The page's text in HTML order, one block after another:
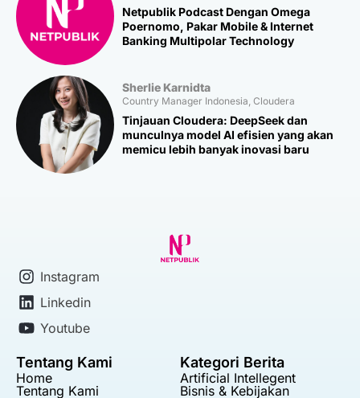
Netpublik Podcast Dengan Omega
Poernomo, Pakar Mobile & Internet
Banking Multipolar Technology
Sherlie Karnidta
Country Manager Indonesia, Cloudera
Tinjauan Cloudera: DeepSeek dan
munculnya model AI efisien yang akan
memicu lebih banyak inovasi baru
Instagram
Linkedin
Youtube
Tentang Kami
Home
Tentang Kami
Kategori Berita
Artificial Intellegent
Bisnis & Kebijakan